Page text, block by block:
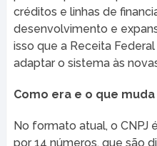
créditos e linhas de
desenvolvimento e
isso que a Receita
adaptar o sistema às
Como era e o que muda
No formato atual, o
por 14 números, que são